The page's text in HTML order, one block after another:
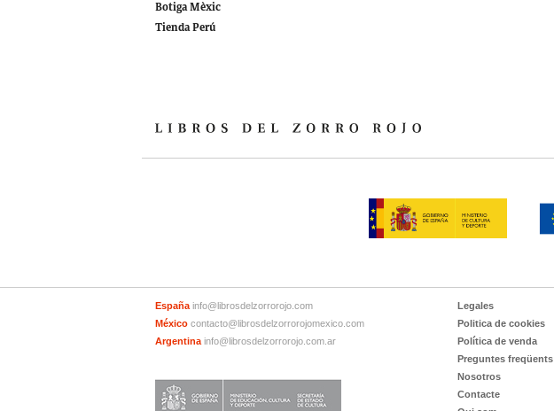
Botiga Mèxic
Tienda Perú
España info@librosdelzorrorojo.com
México contacto@librosdelzorrorojomexico.com
Argentina info@librosdelzorrorojo.com.ar
Legales
Politica de cookies
Política de venda
Preguntes freqüents
Nosotros
Contacte